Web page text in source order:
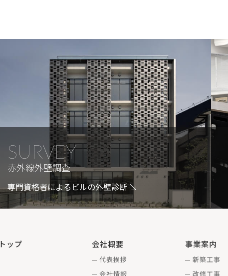
SURVEY
赤外線外壁調査
専門資格者によるビルの外壁診断
トップ 会社概要
代表挨拶
会社情報
事業案内
新築工事
改修工事